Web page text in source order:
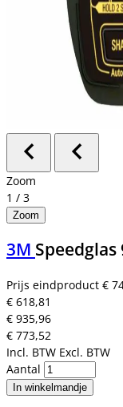
Zoom
1 / 3
Zoom
3M Speedglas
Prijs eindproduct €
€ 618,81
€ 935,96
€ 773,52
Incl. BTW Excl. BTW
Aantal
In winkelmandje